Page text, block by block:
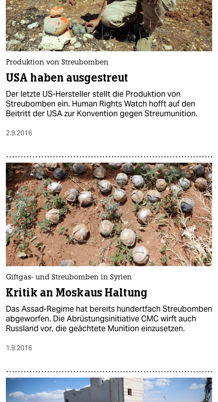
Produktion von Streubomben
USA haben ausgestreut
Der letzte US-Hersteller stellt die Produktion von
Streubomben ein. Human Rights Watch hofft auf den
Beitritt der USA zur Konvention gegen Streumunition.
2.9.2016
Giftgas- und Streubomben in Syrien
Kritik an Moskaus Haltung
Das Assad-Regime hat bereits hundertfach Streubomben
abgeworfen. Die Abrüstungsinitiative CMC wirft auch
Russland vor, die geächtete Munition einzusetzen.
1.9.2016